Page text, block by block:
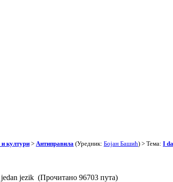
и култури > Антиправила (Уредник: Бојан Башић) > Тема: I
jezik (Прочитано 96703 пута)